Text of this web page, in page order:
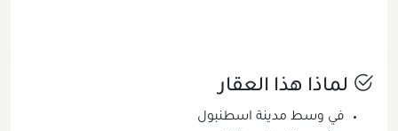
لماذا هذا العقار
في وسط مدينة اسطنبول